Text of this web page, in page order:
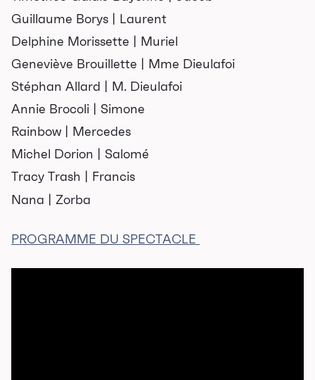
Carte blanche
Passeurs culturels
La FameUSe
Salles
Location salles et
espaces
Loggias
Guillaume Borys | Laurent
Delphine Morissette | Muriel
Geneviève Brouillette | Mme Dieulafoi
Stéphan Allard | M. Dieulafoi
Annie Brocoli | Simone
Rainbow | Mercedes
Michel Dorion | Salomé
Tracy Trash | Francis
Nana | Zorba
PROGRAMME DU SPECTACLE